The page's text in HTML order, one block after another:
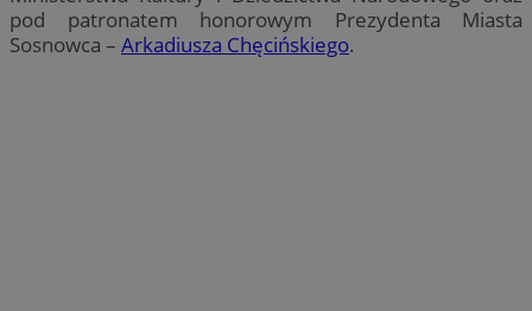
pod patronatem honorowym Prezydenta Miasta
Sosnowca – Arkadiusza Chęcińskiego.